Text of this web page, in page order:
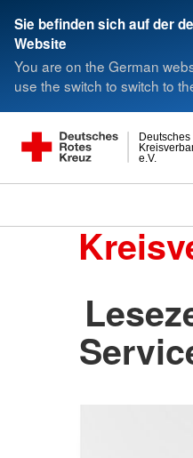
Sie befinden sich auf der
Website
You are on the German
use the switch to switch to
e.V.